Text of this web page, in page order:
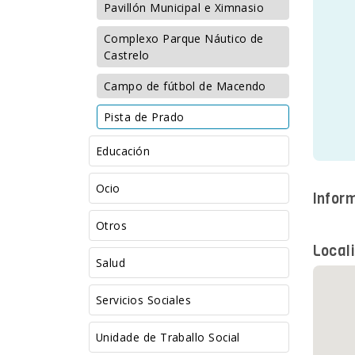
Pavillón Municipal e Ximnasio
Complexo Parque Náutico de
Castrelo
Campo de fútbol de Macendo
Pista de Prado
Educación
Ocio
Otros
Salud
Servicios Sociales
Unidade de Traballo Social